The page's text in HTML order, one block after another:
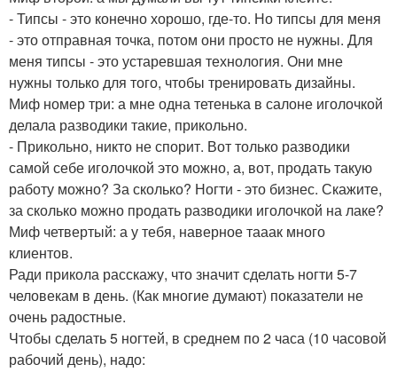
- Типсы - это конечно хорошо, где-то. Но типсы для меня
- это отправная точка, потом они просто не нужны. Для
меня типсы - это устаревшая технология. Они мне
нужны только для того, чтобы тренировать дизайны.
Миф номер три: а мне одна тетенька в салоне иголочкой
делала разводики такие, прикольно.
- Прикольно, никто не спорит. Вот только разводики
самой себе иголочкой это можно, а, вот, продать такую
работу можно? За сколько? Ногти - это бизнес. Скажите,
за сколько можно продать разводики иголочкой на лаке?
Миф четвертый: а у тебя, наверное тааак много
клиентов.
Ради прикола расскажу, что значит сделать ногти 5-7
человекам в день. (Как многие думают) показатели не
очень радостные.
Чтобы сделать 5 ногтей, в среднем по 2 часа (10 часовой
рабочий день), надо: